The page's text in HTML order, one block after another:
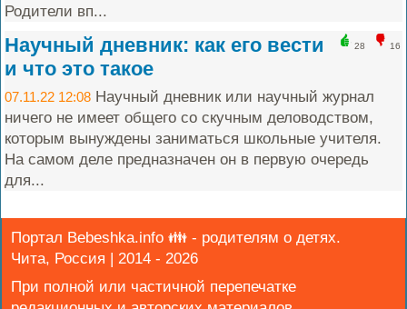
Родители вп...
28 16
Научный дневник: как его вести
и что это такое
07.11.22 12:08 Научный дневник или научный журнал
ничего не имеет общего со скучным деловодством,
которым вынуждены заниматься школьные учителя.
На самом деле предназначен он в первую очередь
для...
Портал Bebeshka.info 👪 - родителям о детях.
Чита, Россия | 2014 - 2026
При полной или частичной перепечатке